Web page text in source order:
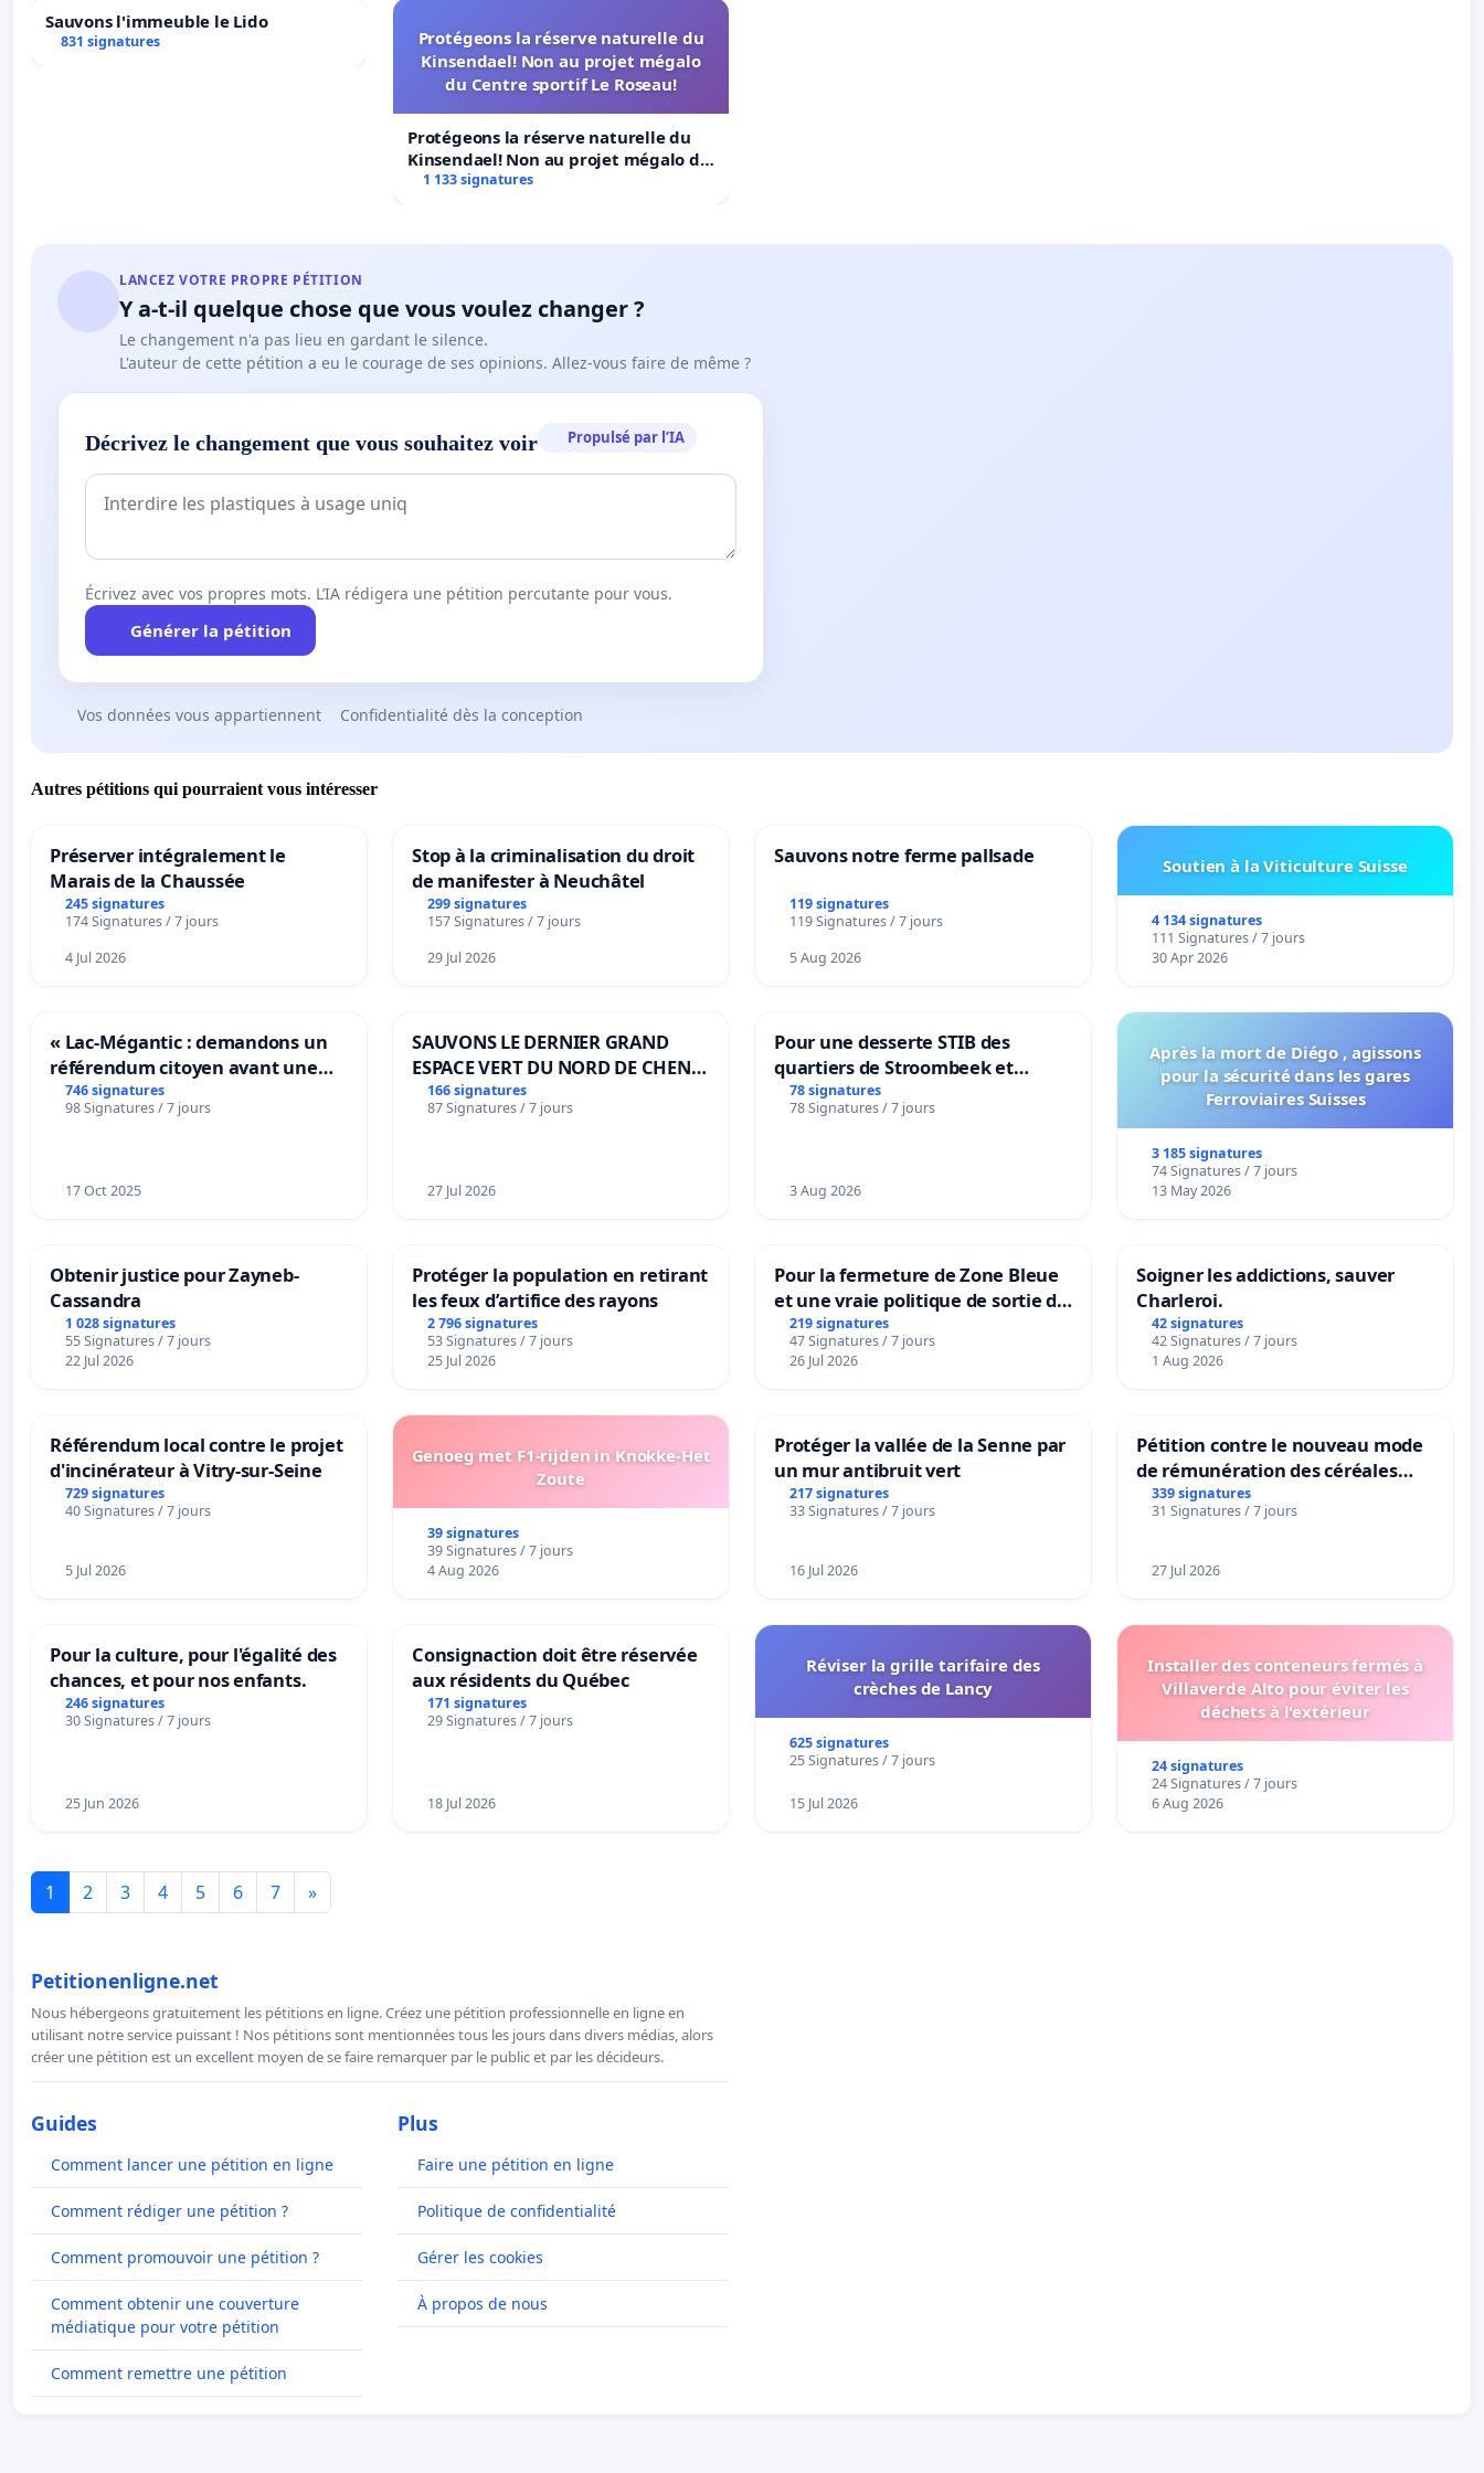
Sauvons l'immeuble le Lido
831 signatures
Protégeons la réserve naturelle du
Kinsendael! Non au projet mégalo
du Centre sportif Le Roseau!
Protégeons la réserve naturelle du
Kinsendael! Non au projet mégalo du
Centre sportif Le Roseau!
1 133 signatures
LANCEZ VOTRE PROPRE PÉTITION
Y a-t-il quelque chose que vous voulez changer ?
Le changement n'a pas lieu en gardant le silence.
L'auteur de cette pétition a eu le courage de ses opinions. Allez-vous faire de même ?
Décrivez le changement que vous souhaitez voir Propulsé par l’IA
Écrivez avec vos propres mots. L’IA rédigera une pétition percutante pour vous.
Générer la pétition
Vos données vous appartiennent Confidentialité dès la conception
Autres pétitions qui pourraient vous intéresser
Préserver intégralement le
Marais de la Chaussée
245 signatures
174 Signatures / 7 jours
4 Jul 2026
Stop à la criminalisation du droit
de manifester à Neuchâtel
299 signatures
157 Signatures / 7 jours
29 Jul 2026
Sauvons notre ferme pallsade
119 signatures
119 Signatures / 7 jours
5 Aug 2026
Soutien à la Viticulture Suisse
4 134 signatures
111 Signatures / 7 jours
30 Apr 2026
« Lac-Mégantic : demandons un
référendum citoyen avant une
transformation irréversible de
notre territoire »
746 signatures
98 Signatures / 7 jours
17 Oct 2025
SAUVONS LE DERNIER GRAND
ESPACE VERT DU NORD DE CHENE-
BOUGERIES
166 signatures
87 Signatures / 7 jours
27 Jul 2026
Pour une desserte STIB des
quartiers de Stroombeek et
Beauval - Voor een MIVB-
bediening van de wijken
78 signatures
78 Signatures / 7 jours
3 Aug 2026
Après la mort de Diégo , agissons
pour la sécurité dans les gares
Ferroviaires Suisses
3 185 signatures
74 Signatures / 7 jours
13 May 2026
Obtenir justice pour Zayneb-
Cassandra
1 028 signatures
55 Signatures / 7 jours
22 Jul 2026
Protéger la population en retirant
les feux d’artifice des rayons
2 796 signatures
53 Signatures / 7 jours
25 Jul 2026
Pour la fermeture de Zone Bleue
et une vraie politique de sortie de
la dépendance
219 signatures
47 Signatures / 7 jours
26 Jul 2026
Soigner les addictions, sauver
Charleroi.
42 signatures
42 Signatures / 7 jours
1 Aug 2026
Référendum local contre le projet
d'incinérateur à Vitry-sur-Seine
729 signatures
40 Signatures / 7 jours
5 Jul 2026
Genoeg met F1-rijden in Knokke-Het
Zoute
39 signatures
39 Signatures / 7 jours
4 Aug 2026
Protéger la vallée de la Senne par
un mur antibruit vert
217 signatures
33 Signatures / 7 jours
16 Jul 2026
Pétition contre le nouveau mode
de rémunération des céréales
panifiables de Swiss granum basé
sur la teneur en protéines
339 signatures
31 Signatures / 7 jours
27 Jul 2026
Pour la culture, pour l'égalité des
chances, et pour nos enfants.
246 signatures
30 Signatures / 7 jours
25 Jun 2026
Consignaction doit être réservée
aux résidents du Québec
171 signatures
29 Signatures / 7 jours
18 Jul 2026
Réviser la grille tarifaire des
crèches de Lancy
625 signatures
25 Signatures / 7 jours
15 Jul 2026
Installer des conteneurs fermés à
Villaverde Alto pour éviter les
déchets à l'extérieur
24 signatures
24 Signatures / 7 jours
6 Aug 2026
1 2 3 4 5 6 7 »
Petitionenligne.net
Nous hébergeons gratuitement les pétitions en ligne. Créez une pétition professionnelle en ligne en
utilisant notre service puissant ! Nos pétitions sont mentionnées tous les jours dans divers médias, alors
créer une pétition est un excellent moyen de se faire remarquer par le public et par les décideurs.
Guides
Comment lancer une pétition en ligne
Comment rédiger une pétition ?
Comment promouvoir une pétition ?
Comment obtenir une couverture
médiatique pour votre pétition
Comment remettre une pétition
Plus
Faire une pétition en ligne
Politique de confidentialité
Gérer les cookies
À propos de nous